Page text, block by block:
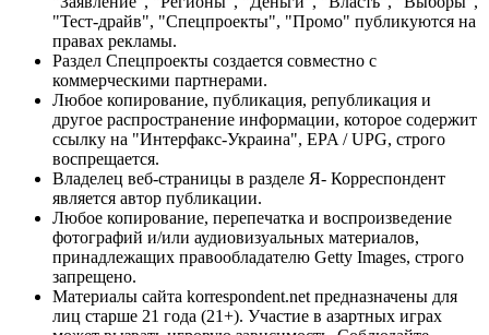
"Тест-драйв", "Спецпроекты", "Промо" публикуются на
правах рекламы.
Раздел Спецпроекты создается совместно с
коммерческими партнерами.
Любое копирование, публикация, републикация и
другое распространение информации, которое содержит
ссылку на "Интерфакс-Украина", EPA / UPG, строго
воспрещается.
Владелец веб-страницы в разделе Я- Корреспондент
является автор публикации.
Любое копирование, перепечатка и воспроизведение
фотографий и/или аудиовизуальных материалов,
принадлежащих правообладателю Getty Images, строго
запрещено.
Материалы сайта korrespondent.net предназначены для
лиц старше 21 года (21+). Участие в азартных играх